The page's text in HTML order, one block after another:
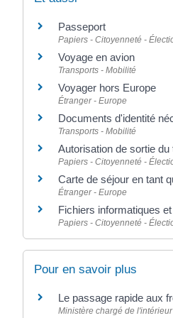
Passeport
Papiers - Citoyenneté -
Voyage en avion
Transports - Mobilité
Voyager hors Europe
Étranger - Europe
Documents d'identité
Transports - Mobilité
Autorisation de sortie du
Papiers - Citoyenneté -
Carte de séjour en tant
Étranger - Europe
Fichiers informatiques
Papiers - Citoyenneté -
Pour en savoir plus
Le passage rapide aux
Ministère chargé de l'intérieur